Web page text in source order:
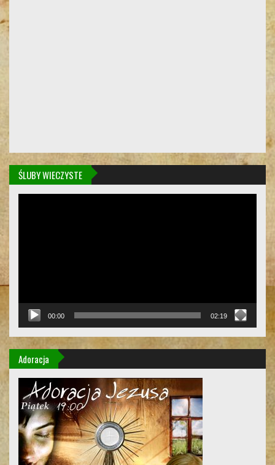
ŚLUBY WIECZYSTE
00:00 02:19
Adoracja